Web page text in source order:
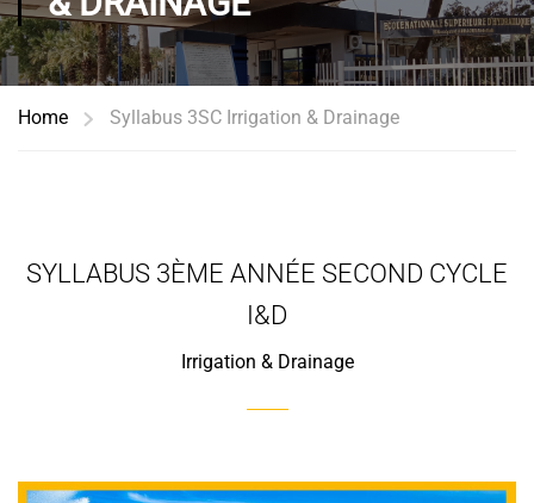
Home Syllabus 3SC Irrigation & Drainage
SYLLABUS 3ÈME ANNÉE SECOND CYCLE
I&D
Irrigation & Drainage